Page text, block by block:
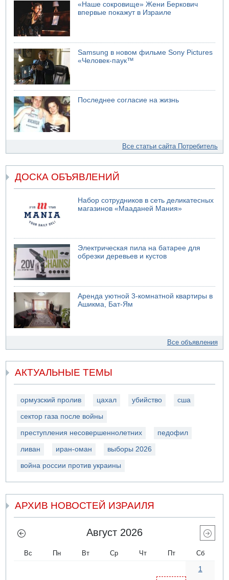
«Наше сокровище» Жени Беркович
впервые покажут в Израиле
Samsung в новом фильме Sony Pictures
«Человек-паук™
Последнее согласие на жизнь
Все статьи сайта Потребитель
ДОСКА ОБЪЯВЛЕНИЙ
Набор сотрудников в сеть деликатесных
магазинов «Мааданей Мания»
Электрическая пила на батарее для
обрезки деревьев и кустов
Аренда уютной 3-комнатной квартиры в
Ашикма, Бат-Ям
Все объявления
АКТУАЛЬНЫЕ ТЕМЫ
ормузский пролив цахал убийство сша
сектор газа после войны
преступления несовершеннолетних педофил
ливан иран-оман выборы 2026
война россии против украины
АРХИВ НОВОСТЕЙ ИЗРАИЛЯ
Август 2026
Вс Пн Вт Ср Чт Пт Сб
1